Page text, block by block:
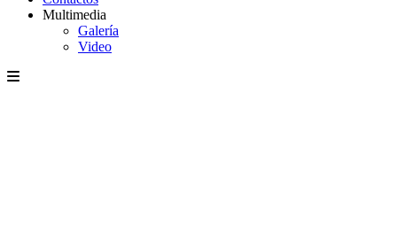
Multimedia
Galería
Video